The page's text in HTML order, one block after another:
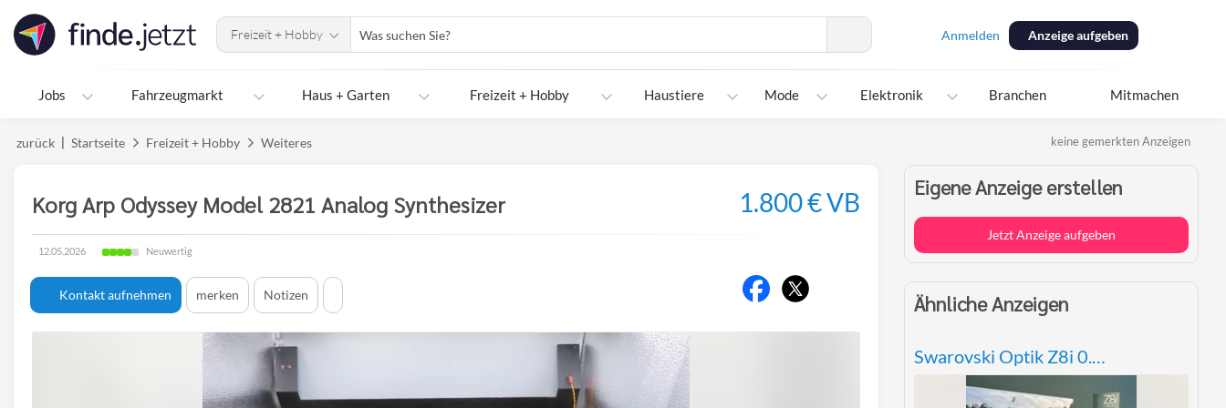
Accessibility
Modus
aktivieren
Navigation
Freizeit + Hobby
suchen
Anmelden Anzeige aufgeben
Jobs Fahrzeugmarkt Haus + Garten Freizeit + Hobby Haustiere Mode Elektronik Branchen Mitmachen
zurück Startseite Freizeit + Hobby Weiteres keine gemerkten Anzeigen
Eigene Anzeige erstellen
Jetzt Anzeige aufgeben
Ähnliche Anzeigen
Swarovski Optik Z8i 0.75-6x20 SR D-I Zielfernrohr
Korg Arp Odyssey Model 2821 Analog Synthesizer 1.800 € VB
12.05.2026
Zustand
Produktes
Neuwertig
Kontakt aufnehmen merken Notizen